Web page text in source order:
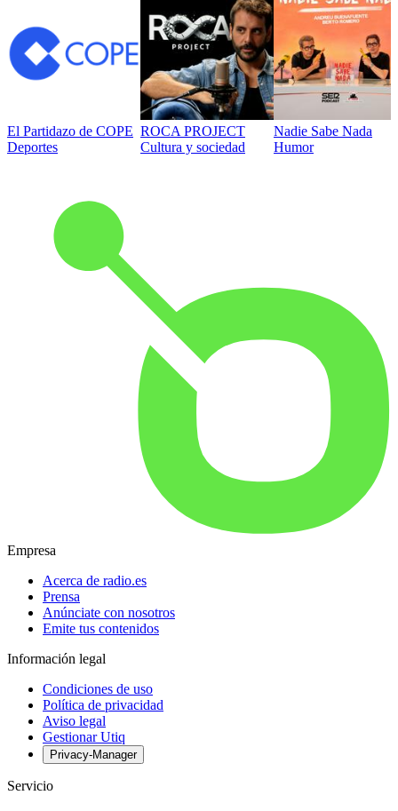
El Partidazo de COPE
Deportes
ROCA PROJECT
Cultura y sociedad
Nadie Sabe Nada
Humor
Empresa
Acerca de radio.es
Prensa
Anúnciate con nosotros
Emite tus contenidos
Información legal
Condiciones de uso
Política de privacidad
Aviso legal
Gestionar Utiq
Privacy-Manager
Servicio